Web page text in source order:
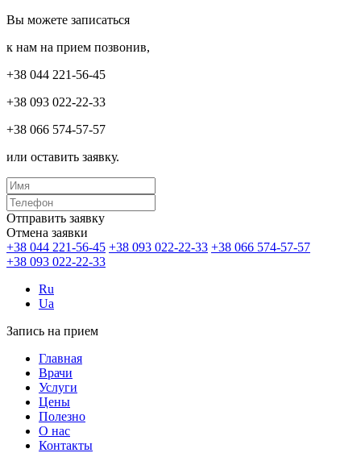
Вы можете записаться
к нам на прием позвонив,
+38 044 221-56-45
+38 093 022-22-33
+38 066 574-57-57
или оставить заявку.
Отправить заявку
Отмена заявки
+38 044 221-56-45 +38 093 022-22-33 +38 066 574-57-57
+38 093 022-22-33
Ru
Ua
Запись на прием
Главная
Врачи
Услуги
Цены
Полезно
О нас
Контакты